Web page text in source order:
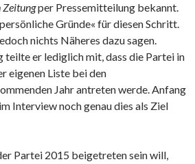
Zeitungper Pressemitteilung bekannt.
Gründe« für diesen Schritt.
nichts Näheres dazu sagen.
teilte er lediglich mit, dass die Partei in
eigenen Liste bei den
Jahr antreten werde. Anfang
Interview noch genau dies als Ziel
Partei 2015 beigetreten sein will,